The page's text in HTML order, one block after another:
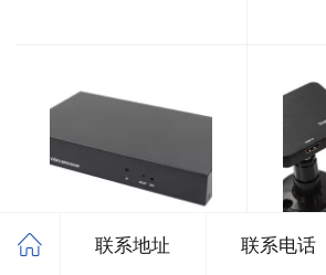
电视墙图像分配
联系地址 联系电话